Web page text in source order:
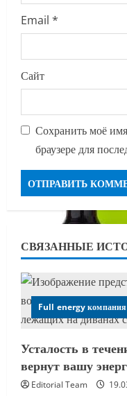
Email *
Сайт
Сохранить моё
браузере для
СВЯЗАННЫЕ
Full energy компания
Усталость в
вернут вашу
Editorial Team